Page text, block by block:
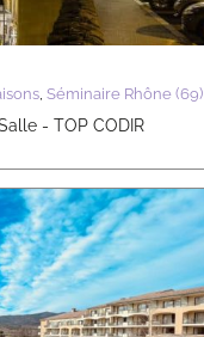
, Séminaire Rhône (69)
- TOP CODIR